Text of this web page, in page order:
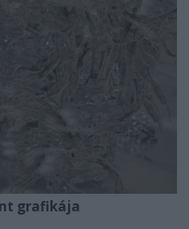
grafikája